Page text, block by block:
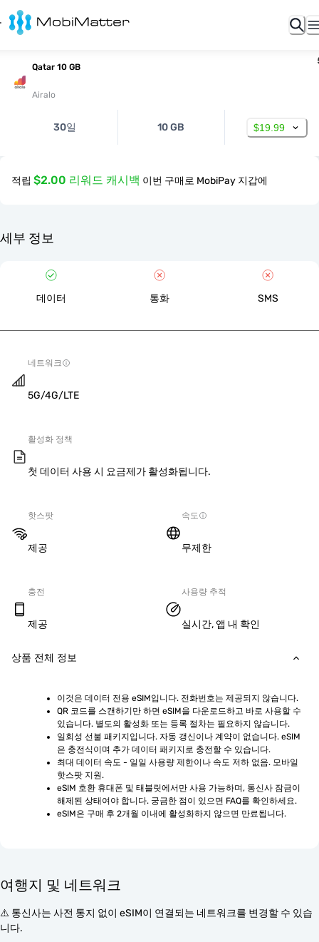
Qatar 10 GB
Airalo
30일 10 GB $19.99
적립 $2.00 리워드 캐시백 이번 구매로 MobiPay 지갑에
세부 정보
데이터 통화 SMS
네트워크
5G/4G/LTE
활성화 정책
첫 데이터 사용 시 요금제가 활성화됩니다.
핫스팟
제공
속도
무제한
충전
제공
사용량 추적
실시간, 앱 내 확인
상품 전체 정보
이것은 데이터 전용 eSIM입니다. 전화번호는 제공되지 않습니다.
QR 코드를 스캔하기만 하면 eSIM을 다운로드하고 바로 사용할 수
있습니다. 별도의 활성화 또는 등록 절차는 필요하지 않습니다.
일회성 선불 패키지입니다. 자동 갱신이나 계약이 없습니다. eSIM
은 충전식이며 추가 데이터 패키지로 충전할 수 있습니다.
최대 데이터 속도 - 일일 사용량 제한이나 속도 저하 없음. 모바일
핫스팟 지원.
eSIM 호환 휴대폰 및 태블릿에서만 사용 가능하며, 통신사 잠금이
해제된 상태여야 합니다. 궁금한 점이 있으면 FAQ를 확인하세요.
eSIM은 구매 후 2개월 이내에 활성화하지 않으면 만료됩니다.
여행지 및 네트워크
⚠️ 통신사는 사전 통지 없이 eSIM이 연결되는 네트워크를 변경할 수 있습
니다.